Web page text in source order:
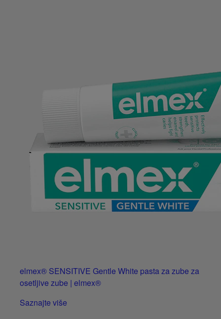
elmex® SENSITIVE Gentle White pasta za zube za
osetljive zube | elmex®
Saznajte više